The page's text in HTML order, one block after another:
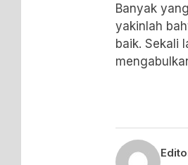
Banyak
yakinlah
baik. Sekali